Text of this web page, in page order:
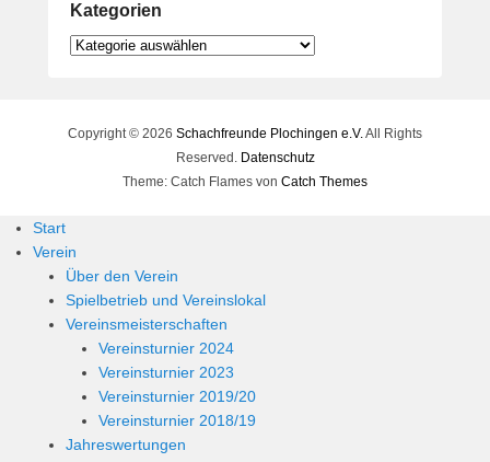
Kategorien
Kategorien
Copyright © 2026 Schachfreunde Plochingen e.V.All Rights
Reserved. Datenschutz
Theme: Catch Flames von Catch Themes
Start
Verein
Über den Verein
Spielbetrieb und Vereinslokal
Vereinsmeisterschaften
Vereinsturnier 2024
Vereinsturnier 2023
Vereinsturnier 2019/20
Vereinsturnier 2018/19
Jahreswertungen